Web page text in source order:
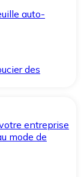
auto-
des
entreprise
mode de